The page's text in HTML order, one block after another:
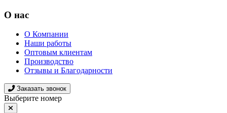
О нас
О Компании
Наши работы
Оптовым клиентам
Производство
Отзывы и Благодарности
Заказать звонок
Выберите номер